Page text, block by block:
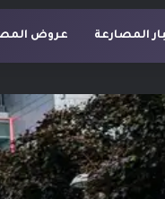
المصارعة عروض